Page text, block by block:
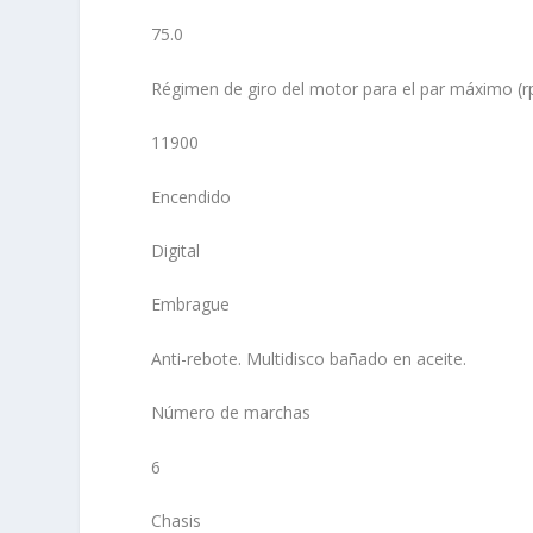
75.0
Régimen de giro del motor para el par máximo
11900
Encendido
Digital
Embrague
Anti-rebote. Multidisco bañado en aceite.
Número de marchas
6
Chasis